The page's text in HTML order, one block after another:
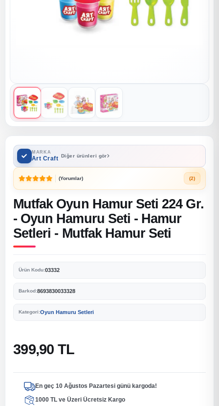
MARKA
Art Craft Diğer ürünleri gör
(Yorumlar) (2)
Mutfak Oyun Hamur Seti 224 Gr.
- Oyun Hamuru Seti - Hamur
Setleri - Mutfak Hamur Seti
Ürün Kodu:03332
Barkod:8693830033328
Kategori:Oyun Hamuru Setleri
399,90 TL
En geç 10 Ağustos Pazartesi günü kargoda!
1000 TL ve Üzeri Ücretsiz Kargo